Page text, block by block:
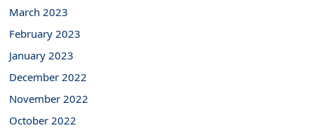
March 2023
February 2023
January 2023
December 2022
November 2022
October 2022